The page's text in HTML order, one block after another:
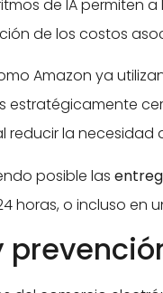
de IA permiten
de los costos
Amazon ya
reducir la
posible las
horas, o incluso en